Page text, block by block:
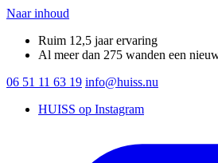
Naar inhoud
Ruim 12,5 jaar ervaring
Al meer dan 275 wanden een
06 51 11 63 19 info@huiss.nu
HUISS op Instagram